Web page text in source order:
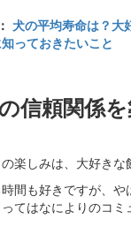
犬の平均寿命は？大
っておきたいこと
信頼関係を
楽しみは、大好きな
間も好きですが、や
てはなによりのコミ